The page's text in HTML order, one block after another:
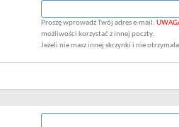
Proszę wprowadź Twój adres e-mail.
możliwości korzystać z innej poczty.
Jeżeli nie masz innej skrzynki i nie